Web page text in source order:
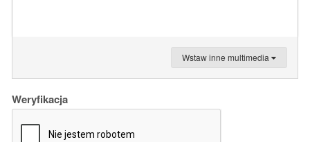
Wstaw inne multimedia
Weryfikacja